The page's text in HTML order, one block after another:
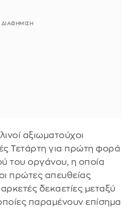
αξιωματούχοι
Τετάρτη για πρώτη φορά
του οργάνου, η οποία
πρώτες απευθείας
δεκαετίες μεταξύ
παραμένουν επίσημα